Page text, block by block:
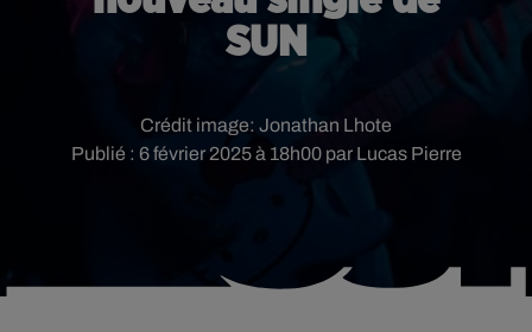
SUN
Publié : 6 février 2025 à 18h00 par Lucas Pierre
Crédit image: Jonathan Lhote